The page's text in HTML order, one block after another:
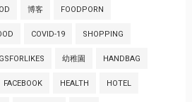
博客 FOODPORN
COVID-19 SHOPPING
幼稚園 HANDBAG
FACEBOOK HEALTH HOTEL